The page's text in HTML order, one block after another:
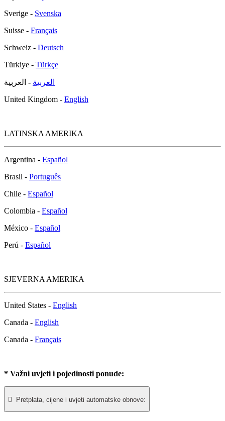
Sverige - Svenska
Suisse - Français
Schweiz - Deutsch
Türkiye - Türkçe
العربية - العربية
United Kingdom - English
LATINSKA AMERIKA
Argentina - Español
Brasil - Português
Chile - Español
Colombia - Español
México - Español
Perú - Español
SJEVERNA AMERIKA
United States - English
Canada - English
Canada - Français
* Važni uvjeti i pojedinosti ponude:
 Pretplata, cijene i uvjeti automatske obnove: